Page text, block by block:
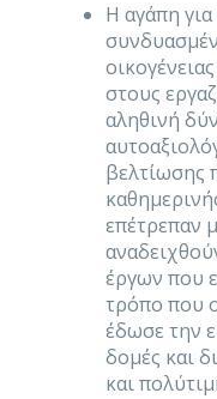
Η αγάπη
στους
αληθινή
βελτίωσης
επέτρεπαν
έργων που
τρόπο που
έδωσε την
δομές και
και